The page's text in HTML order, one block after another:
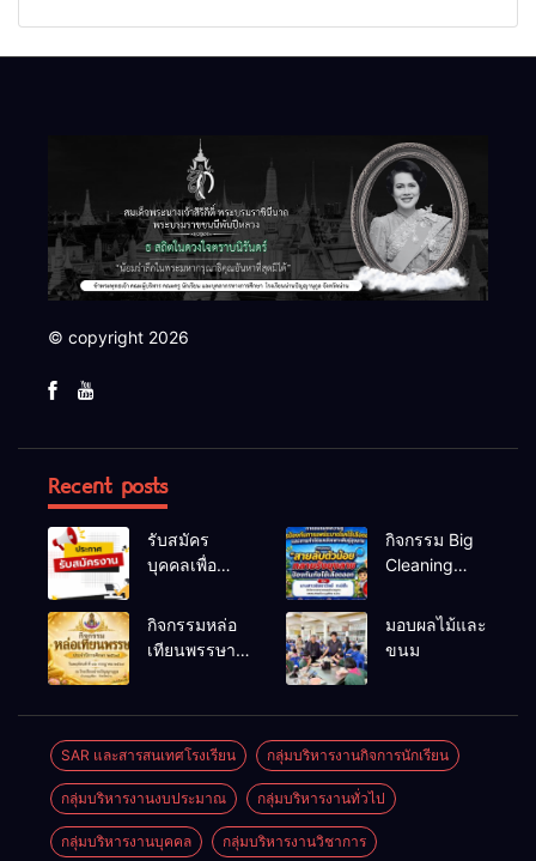
© copyright 2026
Recent posts
รับสมัคร
บุคคลเพื่อ
เลือกสรรเป็น
พนักงาน
กิจกรรม Big
Cleaning
ป้องกันโรคไข้
กิจกรรมหล่อ
เทียนพรรษา
มอบผลไม้และ
ขนม
SAR และสารสนเทศโรงเรียน กลุ่มบริหารงานกิจการนักเรียน
กลุ่มบริหารงานงบประมาณ กลุ่มบริหารงานทั่วไป
กลุ่มบริหารงานบุคคล กลุ่มบริหารงานวิชาการ